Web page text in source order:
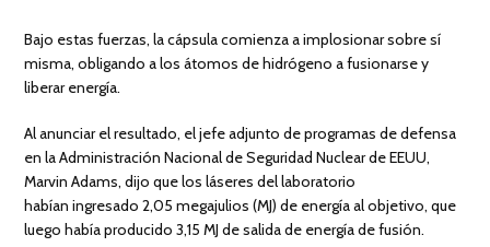
Bajo estas fuerzas, la cápsula comienza a implosionar sobre sí
misma, obligando a los átomos de hidrógeno a fusionarse y
liberar energía.
Al anunciar el resultado, el jefe adjunto de programas de defensa
en la Administración Nacional de Seguridad Nuclear de EEUU,
Marvin Adams, dijo que los láseres del laboratorio
habían ingresado 2,05 megajulios (MJ) de energía al objetivo, que
luego había producido 3,15 MJ de salida de energía de fusión.